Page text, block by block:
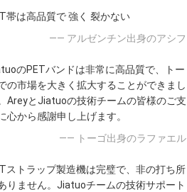
帯は高品質で 強く 裂かない
—— アルゼンチン出身のアシフ
のPETバンドは非常に高品質で、トー
の市場を大きく拡大することができまし
AreyとJiatuoの技術チームの皆様のご支
心から感謝申し上げます。
—— トーゴ出身のラファエル
ストラップ製造機は完璧で、非の打ち所
りません。Jiatuoチームの技術サポート